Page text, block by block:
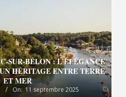
SUR-BÉLON : L’ÉLÉGANCE
HÉRITAGE ENTRE TERRE
ET MER
On: 11 septembre 2025